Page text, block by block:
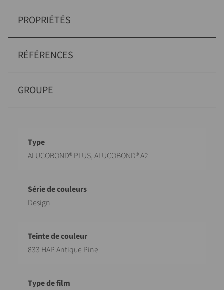
PROPRIÉTÉS
RÉFÉRENCES
GROUPE
Désignation
ALUCOBOND® PLUS, ALUCOBOND® A2
Design
833 HAP Antique Pine